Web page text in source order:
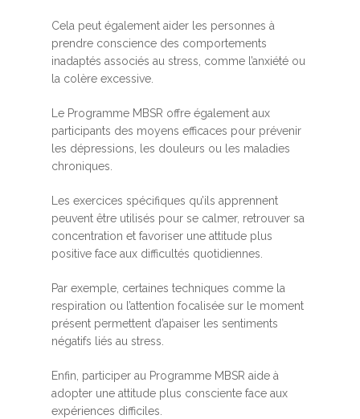
Cela peut également aider les personnes à
prendre conscience des comportements
inadaptés associés au stress, comme l’anxiété ou
la colère excessive.
Le Programme MBSR offre également aux
participants des moyens efficaces pour prévenir
les dépressions, les douleurs ou les maladies
chroniques.
Les exercices spécifiques qu’ils apprennent
peuvent être utilisés pour se calmer, retrouver sa
concentration et favoriser une attitude plus
positive face aux difficultés quotidiennes.
Par exemple, certaines techniques comme la
respiration ou l’attention focalisée sur le moment
présent permettent d’apaiser les sentiments
négatifs liés au stress.
Enfin, participer au Programme MBSR aide à
adopter une attitude plus consciente face aux
expériences difficiles.